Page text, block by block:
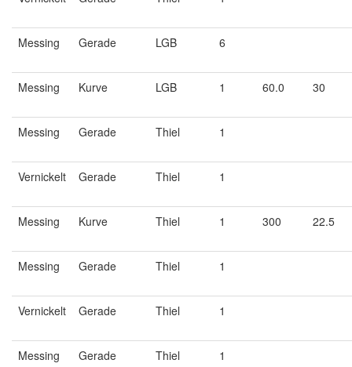
Messing Gerade LGB 6
Messing Kurve LGB 1 60.0 30
Messing Gerade Thiel 1
Vernickelt Gerade Thiel 1
Messing Kurve Thiel 1 300 22.5
Messing Gerade Thiel 1
Vernickelt Gerade Thiel 1
Messing Gerade Thiel 1